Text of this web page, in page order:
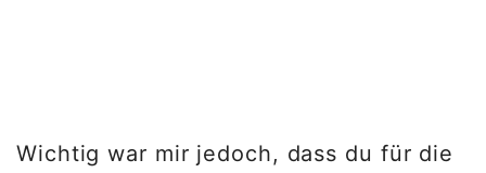
Wichtig war mir jedoch, dass du für die